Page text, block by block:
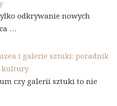
odkrywanie nowych
…
i galerie sztuki: poradnik
kultury
czy galerii sztuki to nie